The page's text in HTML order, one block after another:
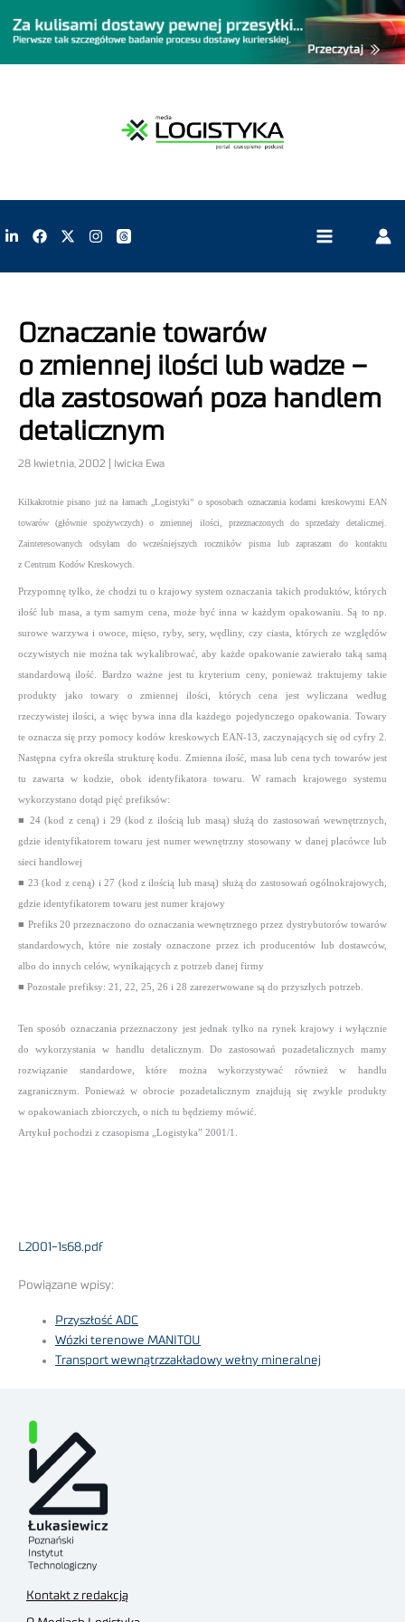
Oznaczanie towarów
o zmiennej ilości lub wadze –
dla zastosowań poza handlem
detalicznym
28 kwietnia, 2002 | Iwicka Ewa
Kilkakrotnie pisano już na łamach „Logistyki” o sposobach oznaczania kodami kreskowymi EAN
towarów (głównie spożywczych) o zmiennej ilości, przeznaczonych do sprzedaży detalicznej.
Zainteresowanych odsyłam do wcześniejszych roczników pisma lub zapraszam do kontaktu
z Centrum Kodów Kreskowych.
Przypomnę tylko, że chodzi tu o krajowy system oznaczania takich produktów, których
ilość lub masa, a tym samym cena, może być inna w każdym opakowaniu. Są to np.
surowe warzywa i owoce, mięso, ryby, sery, wędliny, czy ciasta, których ze względów
oczywistych nie można tak wykalibrować, aby każde opakowanie zawierało taką samą
standardową ilość. Bardzo ważne jest tu kryterium ceny, ponieważ traktujemy takie
produkty jako towary o zmiennej ilości, których cena jest wyliczana według
rzeczywistej ilości, a więc bywa inna dla każdego pojedynczego opakowania. Towary
te oznacza się przy pomocy kodów kreskowych EAN-13, zaczynających się od cyfry 2.
Następna cyfra określa strukturę kodu. Zmienna ilość, masa lub cena tych towarów jest
tu zawarta w kodzie, obok identyfikatora towaru. W ramach krajowego systemu
wykorzystano dotąd pięć prefiksów:
■ 24 (kod z ceną) i 29 (kod z ilością lub masą) służą do zastosowań wewnętrznych,
gdzie identyfikatorem towaru jest numer wewnętrzny stosowany w danej placówce lub
sieci handlowej
■ 23 (kod z ceną) i 27 (kod z ilością lub masą) służą do zastosowań ogólnokrajowych,
gdzie identyfikatorem towaru jest numer krajowy
■ Prefiks 20 przeznaczono do oznaczania wewnętrznego przez dystrybutorów towarów
standardowych, które nie zostały oznaczone przez ich producentów lub dostawców,
albo do innych celów, wynikających z potrzeb danej firmy
■ Pozostałe prefiksy: 21, 22, 25, 26 i 28 zarezerwowane są do przyszłych potrzeb.
Ten sposób oznaczania przeznaczony jest jednak tylko na rynek krajowy i wyłącznie
do wykorzystania w handlu detalicznym. Do zastosowań pozadetalicznych mamy
rozwiązanie standardowe, które można wykorzystywać również w handlu
zagranicznym. Ponieważ w obrocie pozadetalicznym znajdują się zwykle produkty
w opakowaniach zbiorczych, o nich tu będziemy mówić.
Artykuł pochodzi z czasopisma „Logistyka” 2001/1.
L2001-1s68.pdf
Powiązane wpisy:
Przyszłość ADC
Wózki terenowe MANITOU
Transport wewnątrzzakładowy wełny mineralnej
Kontakt z redakcją